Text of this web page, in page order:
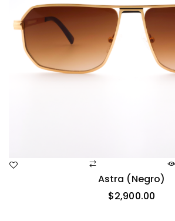
Astra (negro)
$2,900.00